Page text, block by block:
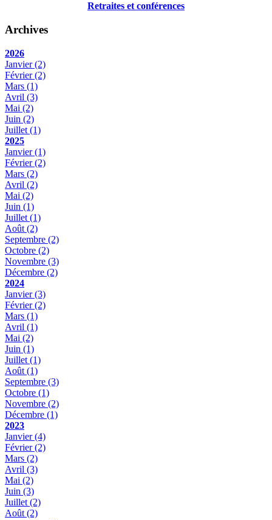
Retraites et conférences
Archives
2026
Janvier(2)
Février(2)
Mars (1)
Avril (3)
Mai (2)
Juin (2)
Juillet (1)
2025
Janvier(1)
Février(2)
Mars (2)
Avril (2)
Mai (2)
Juin (1)
Juillet (1)
Août (2)
Septembre (2)
Octobre (2)
Novembre (3)
Décembre (2)
2024
Janvier(3)
Février(2)
Mars (1)
Avril (1)
Mai (2)
Juin (1)
Juillet (1)
Août (1)
Septembre (3)
Octobre (1)
Novembre (2)
Décembre (1)
2023
Janvier(4)
Février(2)
Mars (2)
Avril (3)
Mai (2)
Juin (3)
Juillet (2)
Août (2)